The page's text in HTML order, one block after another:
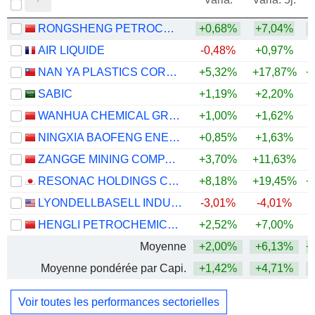
RONGSHENG PETROCHEMICAL CO., LTD. +0,68% +7,04%
AIR LIQUIDE
-0,48% +0,97%
NAN YA PLASTICS CORPORATION
+5,32% +17,87%
SABIC
+1,19% +2,20%
WANHUA CHEMICAL GROUP CO., LTD.
+1,00% +1,62%
NINGXIA BAOFENG ENERGY GROUP CO., LTD.
+0,85% +1,63%
ZANGGE MINING COMPANY LIMITED
+3,70% +11,63%
RESONAC HOLDINGS CORPORATION
+8,18% +19,45%
LYONDELLBASELL INDUSTRIES N.V.
-3,01% -4,01%
HENGLI PETROCHEMICAL CO.,LTD.
+2,52% +7,00%
Moyenne
+2,00% +6,13%
Moyenne pondérée par Capi.
+1,42% +4,71%
Voir toutes les performances sectorielles